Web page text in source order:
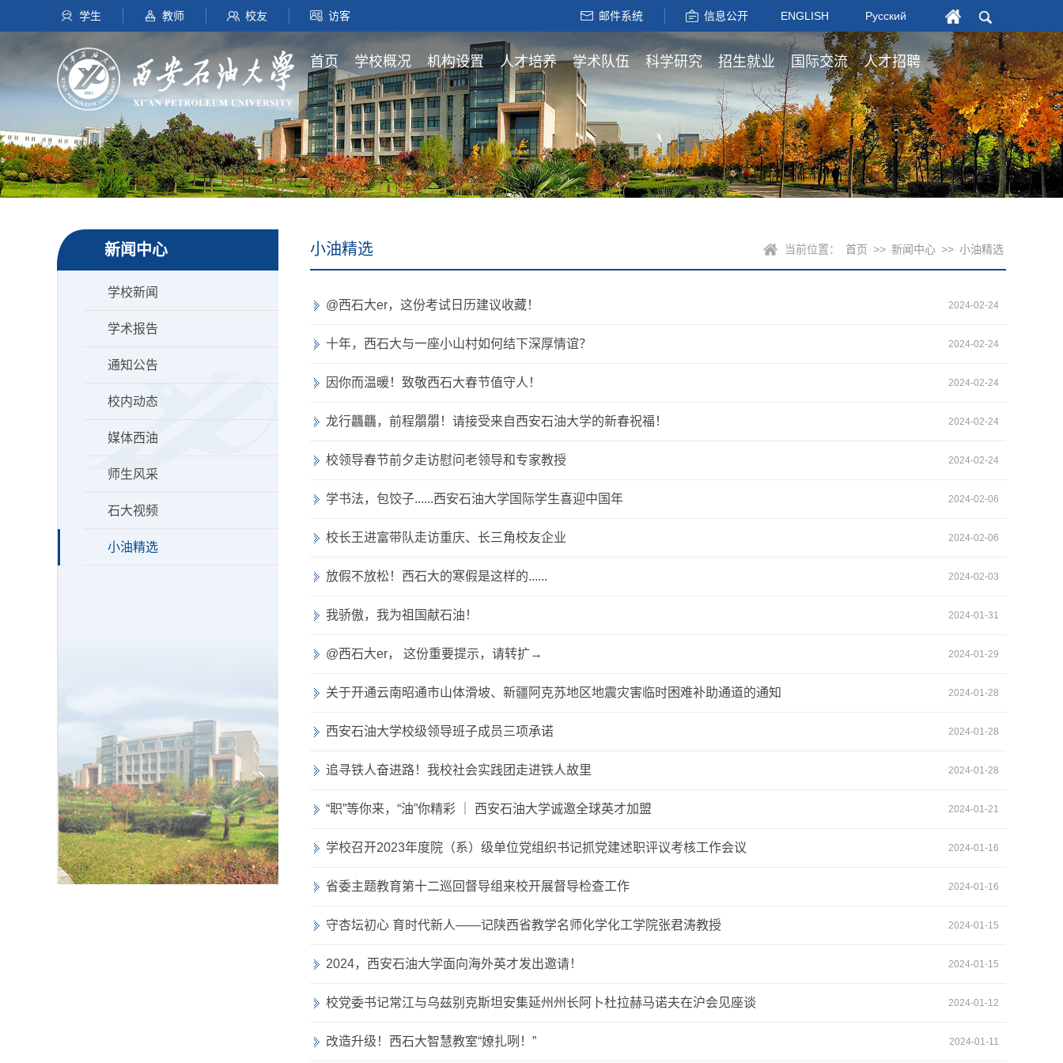
学生 教师 校友 访客 邮件系统 信息公开 ENGLISH Русский
首页 学校概况 机构设置 人才培养 学术队伍 科学研究 招生就业 国际交流 人才招聘
新闻中心
学校新闻
学术报告
通知公告
校内动态
媒体西油
师生风采
石大视频
小油精选
小油精选 当前位置： 首页 >> 新闻中心 >> 小油精选
2024-02-24
@西石大er，这份考试日历建议收藏！
2024-02-24
十年，西石大与一座小山村如何结下深厚情谊？
2024-02-24
因你而温暖！致敬西石大春节值守人！
2024-02-24
龙行龘龘，前程朤朤！请接受来自西安石油大学的新春祝福！
2024-02-24
校领导春节前夕走访慰问老领导和专家教授
2024-02-06
学书法，包饺子......西安石油大学国际学生喜迎中国年
2024-02-06
校长王进富带队走访重庆、长三角校友企业
2024-02-03
放假不放松！西石大的寒假是这样的......
2024-01-31
我骄傲，我为祖国献石油！
2024-01-29
@西石大er， 这份重要提示，请转扩→
2024-01-28
关于开通云南昭通市山体滑坡、新疆阿克苏地区地震灾害临时困难补助通道的通知
2024-01-28
西安石油大学校级领导班子成员三项承诺
2024-01-28
追寻铁人奋进路！我校社会实践团走进铁人故里
2024-01-21
“职”等你来，“油”你精彩 ｜ 西安石油大学诚邀全球英才加盟
2024-01-16
学校召开2023年度院（系）级单位党组织书记抓党建述职评议考核工作会议
2024-01-16
省委主题教育第十二巡回督导组来校开展督导检查工作
2024-01-15
守杏坛初心 育时代新人——记陕西省教学名师化学化工学院张君涛教授
2024-01-15
2024，西安石油大学面向海外英才发出邀请！
2024-01-12
校党委书记常江与乌兹别克斯坦安集延州州长阿卜杜拉赫马诺夫在沪会见座谈
2024-01-11
改造升级！西石大智慧教室“嫽扎咧！”